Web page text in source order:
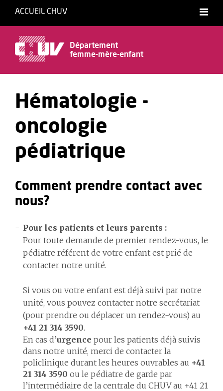
ACCUEIL CHUV
Département
femme-mère-enfant
Hématologie -
oncologie
pédiatrique
Comment prendre contact avec
nous?
Pour les patients et leurs parents :
Pour toute demande de premier rendez-vous, le
pédiatre référent de votre enfant est prié de
contacter notre unité.
Si vous ou votre enfant est déjà suivi par notre
unité, vous pouvez contacter notre secrétariat
(pour prendre ou déplacer un rendez-vous) au
+41 21 314 3590.
En cas d’urgence pour les patients déjà suivis
dans notre unité, merci de contacter la
policlinique durant les heures ouvrables au +41
21 314 3590 ou le pédiatre de garde par
l’intermédiaire de la centrale du CHUV au +41 21